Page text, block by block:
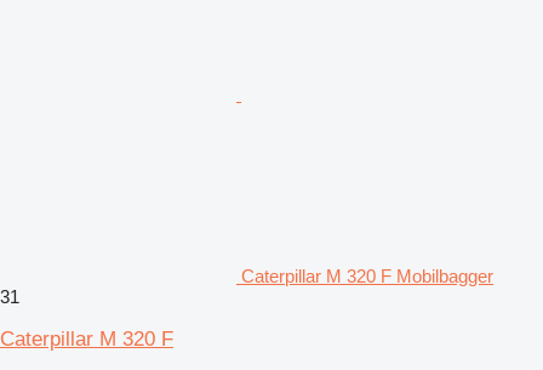
Caterpillar M 320 F Mobilbagger
31
Caterpillar M 320 F